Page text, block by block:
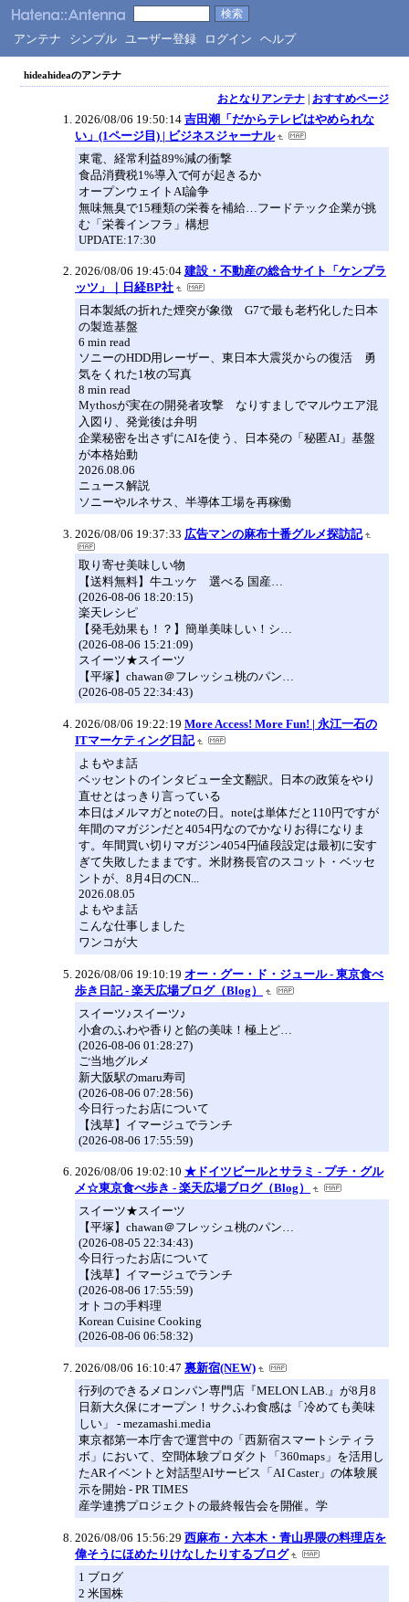
アンテナ シンプル ユーザー登録 ログイン ヘルプ
hideahideaのアンテナ
おとなりアンテナ| おすすめページ
2026/08/06 19:50:14 吉田潮「だからテレビはやめられな
い」(1ページ目) | ビジネスジャーナル
東電、経常利益89%減の衝撃
食品消費税1%導入で何が起きるか
オープンウェイトAI論争
無味無臭で15種類の栄養を補給…フードテック企業が挑
む「栄養インフラ」構想
UPDATE:17:30
2026/08/06 19:45:04 建設・不動産の総合サイト「ケンプラ
ッツ」｜日経BP社
日本製紙の折れた煙突が象徴 G7で最も老朽化した日本
の製造基盤
6 min read
ソニーのHDD用レーザー、東日本大震災からの復活 勇
気をくれた1枚の写真
8 min read
Mythosが実在の開発者攻撃 なりすましでマルウエア混
入図り、発覚後は弁明
企業秘密を出さずにAIを使う、日本発の「秘匿AI」基盤
が本格始動
2026.08.06
ニュース解説
ソニーやルネサス、半導体工場を再稼働
2026/08/06 19:37:33 広告マンの麻布十番グルメ探訪記
取り寄せ美味しい物
【送料無料】牛ユッケ 選べる 国産…
(2026-08-06 18:20:15)
楽天レシピ
【発毛効果も！？】簡単美味しい！シ…
(2026-08-06 15:21:09)
スイーツ★スイーツ
【平塚】chawan＠フレッシュ桃のパン…
(2026-08-05 22:34:43)
2026/08/06 19:22:19 More Access! More Fun! | 永江一石の
ITマーケティング日記
よもやま話
ベッセントのインタビュー全文翻訳。日本の政策をやり
直せとはっきり言っている
本日はメルマガとnoteの日。noteは単体だと110円ですが
年間のマガジンだと4054円なのでかなりお得になりま
す。年間買い切りマガジン4054円値段設定は最初に安す
ぎて失敗したままです。米財務長官のスコット・ベッセ
ントが、8月4日のCN...
2026.08.05
よもやま話
こんな仕事しました
ワンコが大
2026/08/06 19:10:19 オー・グー・ド・ジュール - 東京食べ
歩き日記 - 楽天広場ブログ（Blog）
スイーツ♪スイーツ♪
小倉のふわや香りと餡の美味！極上ど…
(2026-08-06 01:28:27)
ご当地グルメ
新大阪駅のmaru寿司
(2026-08-06 07:28:56)
今日行ったお店について
【浅草】イマージュでランチ
(2026-08-06 17:55:59)
2026/08/06 19:02:10 ★ドイツビールとサラミ - プチ・グル
メ☆東京食べ歩き - 楽天広場ブログ（Blog）
スイーツ★スイーツ
【平塚】chawan＠フレッシュ桃のパン…
(2026-08-05 22:34:43)
今日行ったお店について
【浅草】イマージュでランチ
(2026-08-06 17:55:59)
オトコの手料理
Korean Cuisine Cooking
(2026-08-06 06:58:32)
2026/08/06 16:10:47 裏新宿(NEW)
行列のできるメロンパン専門店『MELON LAB.』が8月8
日新大久保にオープン！サクふわ食感は「冷めても美味
しい」 - mezamashi.media
東京都第一本庁舎で運営中の「西新宿スマートシティラ
ボ」において、空間体験プロダクト「360maps」を活用し
たARイベントと対話型AIサービス「AI Caster」の体験展
示を開始 - PR TIMES
産学連携プロジェクトの最終報告会を開催。学
2026/08/06 15:56:29 西麻布・六本木・青山界隈の料理店を
偉そうにほめたりけなしたりするブログ
1 ブログ
2 米国株